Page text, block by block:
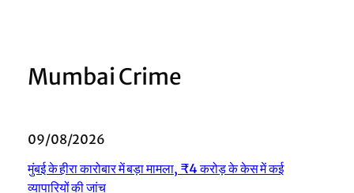
Mumbai Crime
09/08/2026
मुंबई के हीरा कारोबार में बड़ा मामला, ₹4 करोड़ के केस में कई
व्यापारियों की जांच